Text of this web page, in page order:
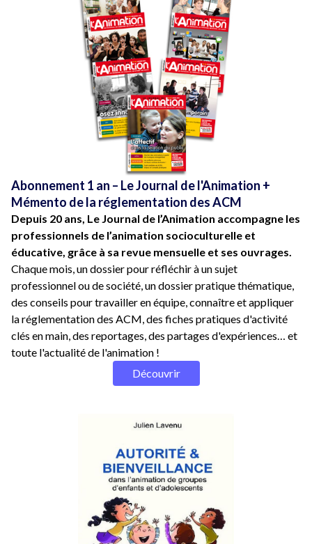
Abonnement 1 an – Le Journal de l'Animation +
Mémento de la réglementation des ACM
Depuis 20 ans, Le Journal de l’Animation accompagne les
professionnels de l’animation socioculturelle et
éducative, grâce à sa revue mensuelle et ses ouvrages.
Chaque mois, un dossier pour réfléchir à un sujet
professionnel ou de société, un dossier pratique thématique,
des conseils pour travailler en équipe, connaître et appliquer
la réglementation des ACM, des fiches pratiques d'activité
clés en main, des reportages, des partages d'expériences… et
toute l'actualité de l'animation !
Découvrir